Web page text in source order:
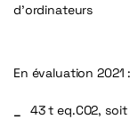
d’ordinateurs
En évaluation
43 t eq.CO2, soit